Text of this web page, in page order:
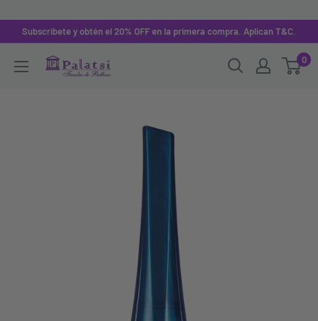
Subscribete y obtén el 20% OFF en la primera compra. Aplican T&C.
0